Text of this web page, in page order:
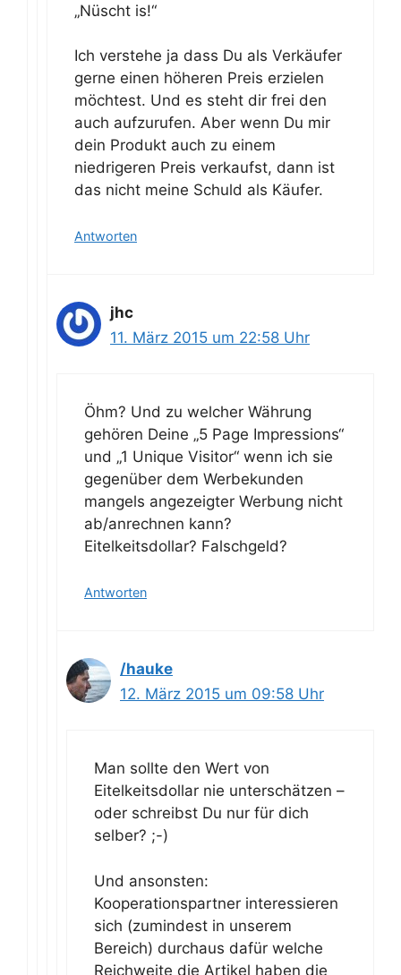
„Nüscht is!“
Ich verstehe ja dass Du als Verkäufer
gerne einen höheren Preis erzielen
möchtest. Und es steht dir frei den
auch aufzurufen. Aber wenn Du mir
dein Produkt auch zu einem
niedrigeren Preis verkaufst, dann ist
das nicht meine Schuld als Käufer.
Antworten
jhc
11. März 2015 um 22:58 Uhr
Öhm? Und zu welcher Währung
gehören Deine „5 Page Impressions“
und „1 Unique Visitor“ wenn ich sie
gegenüber dem Werbekunden
mangels angezeigter Werbung nicht
ab/anrechnen kann?
Eitelkeitsdollar? Falschgeld?
Antworten
/hauke
12. März 2015 um 09:58 Uhr
Man sollte den Wert von
Eitelkeitsdollar nie unterschätzen –
oder schreibst Du nur für dich
selber? ;-)
Und ansonsten:
Kooperationspartner interessieren
sich (zumindest in unserem
Bereich) durchaus dafür welche
Reichweite die Artikel haben die